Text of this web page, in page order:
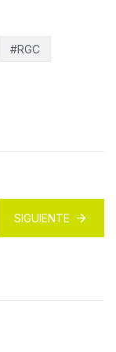
#RGC
SIGUIENTE